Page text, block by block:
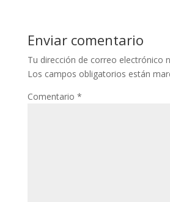
Enviar comentario
Tu dirección de correo electrónico
Los campos obligatorios están
Comentario *